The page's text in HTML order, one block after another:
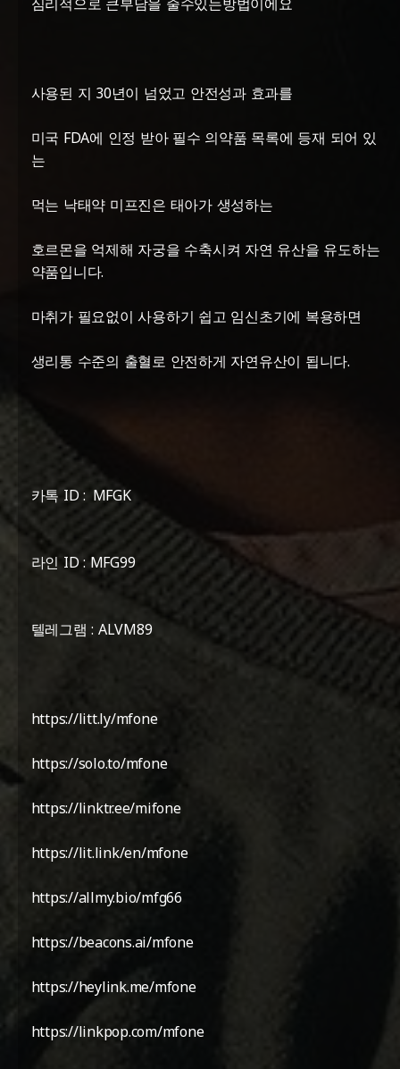
사용된 지 30년이 넘었고 안전성과 효과를
미국 FDA에 인정 받아 필수 의약품 목록에 등재 되어 있
는
먹는 낙태약 미프진은 태아가 생성하는
호르몬을 억제해 자궁을 수축시켜 자연 유산을 유도하는
약품입니다.
마취가 필요없이 사용하기 쉽고 임신초기에 복용하면
생리통 수준의 출혈로 안전하게 자연유산이 됩니다.
카톡 ID : MFGK
라인 ID : MFG99
텔레그램 : ALVM89
https://litt.ly/mfone
https://solo.to/mfone
https://linktr.ee/mifone
https://lit.link/en/mfone
https://allmy.bio/mfg66
https://beacons.ai/mfone
https://heylink.me/mfone
https://linkpop.com/mfone